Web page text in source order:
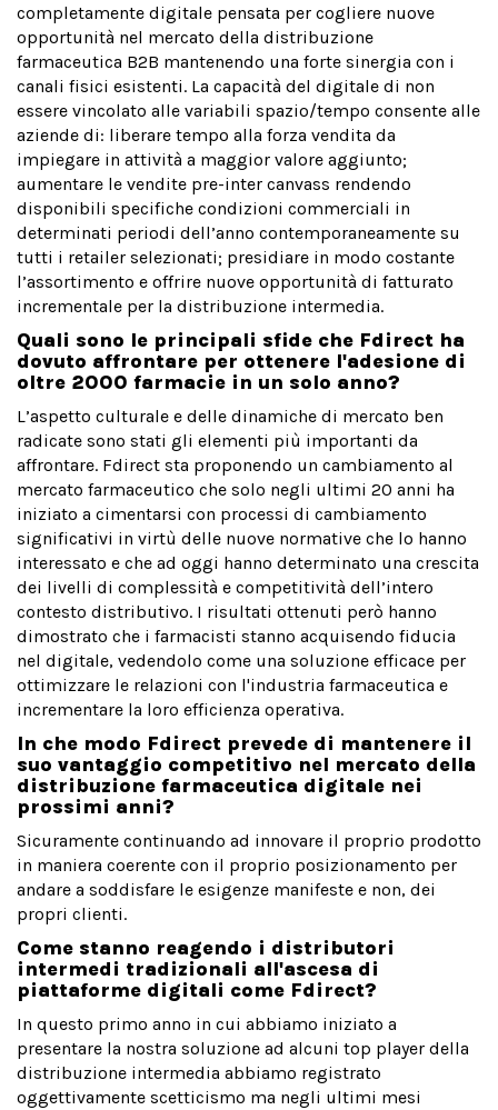
completamente digitale pensata per cogliere nuove
opportunità nel mercato della distribuzione
farmaceutica B2B mantenendo una forte sinergia con i
canali fisici esistenti. La capacità del digitale di non
essere vincolato alle variabili spazio/tempo consente alle
aziende di: liberare tempo alla forza vendita da
impiegare in attività a maggior valore aggiunto;
aumentare le vendite pre-inter canvass rendendo
disponibili specifiche condizioni commerciali in
determinati periodi dell’anno contemporaneamente su
tutti i retailer selezionati; presidiare in modo costante
l’assortimento e offrire nuove opportunità di fatturato
incrementale per la distribuzione intermedia.
Quali sono le principali sfide che Fdirect ha
dovuto affrontare per ottenere l'adesione di
oltre 2000 farmacie in un solo anno?
L’aspetto culturale e delle dinamiche di mercato ben
radicate sono stati gli elementi più importanti da
affrontare. Fdirect sta proponendo un cambiamento al
mercato farmaceutico che solo negli ultimi 20 anni ha
iniziato a cimentarsi con processi di cambiamento
significativi in virtù delle nuove normative che lo hanno
interessato e che ad oggi hanno determinato una crescita
dei livelli di complessità e competitività dell’intero
contesto distributivo. I risultati ottenuti però hanno
dimostrato che i farmacisti stanno acquisendo fiducia
nel digitale, vedendolo come una soluzione efficace per
ottimizzare le relazioni con l'industria farmaceutica e
incrementare la loro efficienza operativa.
In che modo Fdirect prevede di mantenere il
suo vantaggio competitivo nel mercato della
distribuzione farmaceutica digitale nei
prossimi anni?
Sicuramente continuando ad innovare il proprio prodotto
in maniera coerente con il proprio posizionamento per
andare a soddisfare le esigenze manifeste e non, dei
propri clienti.
Come stanno reagendo i distributori
intermedi tradizionali all'ascesa di
piattaforme digitali come Fdirect?
In questo primo anno in cui abbiamo iniziato a
presentare la nostra soluzione ad alcuni top player della
distribuzione intermedia abbiamo registrato
oggettivamente scetticismo ma negli ultimi mesi